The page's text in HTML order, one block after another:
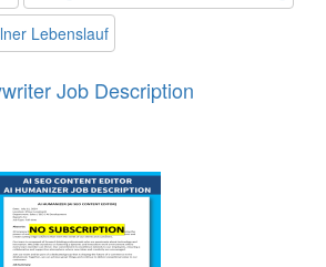
Lebenslauf
Job Description